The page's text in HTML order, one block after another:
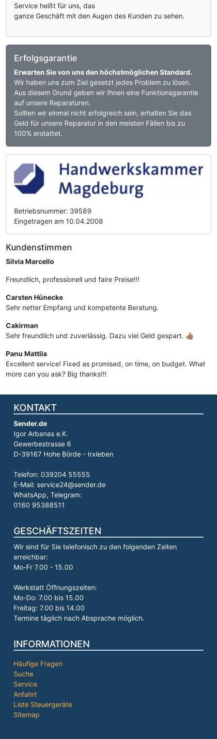
Service heißt für uns, das
ganze Geschäft mit den Augen des Kunden zu sehen.
Erfolgsgarantie
Erwarten Sie von uns den höchstmöglichen Standard.
Wir haben uns zum Ziel gesetzt jedes Problem zu lösen.
Aus diesem Grund geben wir Ihnen eine Funktionsgarantie
auf unsere Reparaturen.
Sollten wir einmal nicht erfolgreich sein, erhalten Sie das
Geld für unsere Reparatur in den meisten Fällen bis zu
100% erstattet.
Betriebsnummer: 39589
Eingetragen am 10.04.2008
Kundenstimmen
Silvia Marcello
Freundlich, professionell und faire Preise!!!
Carsten Hünecke
Sehr netter Empfang und kompetente Beratung.
Cakirman
Sehr freundlich und zuverlässig. Dazu viel Geld gespart. 👍🏽
Panu Mattila
Excellent service! Fixed as promised, on time, on budget. What
more can you ask? Big thanks!!!
KONTAKT
Sender.de
Igor Arbanas e.K.
Gewerbestrasse 6
D-39167 Hohe Börde - Irxleben
Telefon: 039204 55555
E-Mail: service24@sender.de
WhatsApp, Telegram:
0160 95388511
GESCHÄFTSZEITEN
Wir sind für Sie telefonisch zu den folgenden Zeiten
erreichbar:
Mo-Fr 7.00 - 15.00
Werkstatt Öffnungszeiten:
Mo-Do: 7.00 bis 15.00
Freitag: 7.00 bis 14.00
Termine täglich nach Absprache möglich.
INFORMATIONEN
Häufige Fragen
Suche
Service
Anfahrt
Liste Steuergeräte
Sitemap